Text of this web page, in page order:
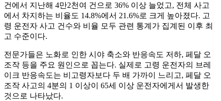
건에서 지난해 4만2천여 건으로 36% 이상 늘었고, 전체 사고
에서 차지하는 비율도 14.8%에서 21.6%로 크게 높아졌다. 고
령 운전자 사고 건수와 비율 모두 관련 통계가 집계된 이후 최
고 수준이다.
전문가들은 노화로 인한 시야 축소와 반응속도 저하, 페달 오
조작 등을 주요 원인으로 꼽는다. 실제로 고령 운전자의 브레
이크 반응속도는 비고령자보다 두 배 가까이 느리고, 페달 오
조작 사고의 4분의 1 이상이 65세 이상 운전자에게서 발생한
것으로 나타났다.